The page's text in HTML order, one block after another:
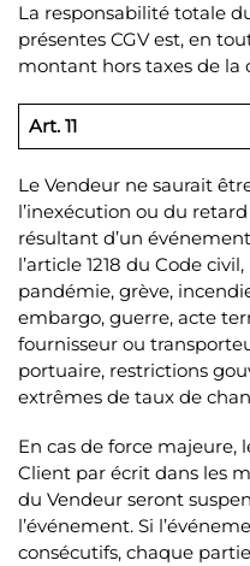
La responsabilité totale
présentes CGV est, en
montant hors taxes de la
Art. 11
Le Vendeur ne saurait
l’inexécution ou du
résultant d’un
l’article 1218 du Code
pandémie, grève,
embargo, guerre, acte
fournisseur ou
portuaire, restrictions
extrêmes de taux de
En cas de force majeure,
Client par écrit dans les
du Vendeur seront
l’événement. Si
consécutifs, chaque